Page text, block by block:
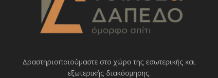
Δραστηριοποιoύμαστε στο χώρο της εσωτερικής και
εξωτερικής διακόσμησης.